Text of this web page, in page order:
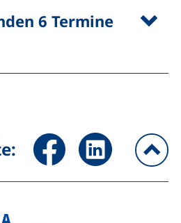
6 Termine
Seite über Facebook teilen
Seite über